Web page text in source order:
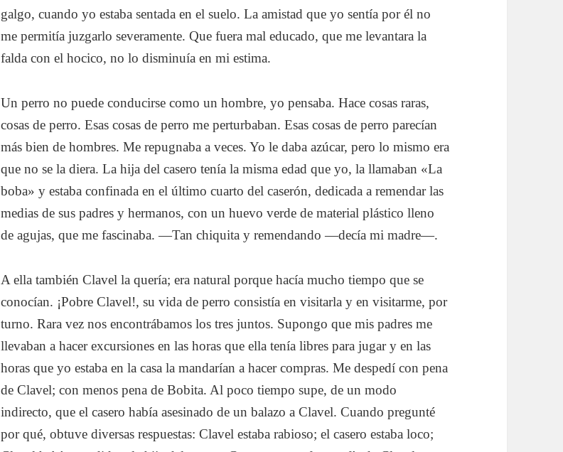
galgo, cuando yo estaba sentada en el suelo. La amistad que yo sentía por él no
me permitía juzgarlo severamente. Que fuera mal educado, que me levantara la
falda con el hocico, no lo disminuía en mi estima.
Un perro no puede conducirse como un hombre, yo pensaba. Hace cosas raras,
cosas de perro. Esas cosas de perro me perturbaban. Esas cosas de perro parecían
más bien de hombres. Me repugnaba a veces. Yo le daba azúcar, pero lo mismo era
que no se la diera. La hija del casero tenía la misma edad que yo, la llamaban «La
boba» y estaba confinada en el último cuarto del caserón, dedicada a remendar las
medias de sus padres y hermanos, con un huevo verde de material plástico lleno
de agujas, que me fascinaba. —Tan chiquita y remendando —decía mi madre—.
A ella también Clavel la quería; era natural porque hacía mucho tiempo que se
conocían. ¡Pobre Clavel!, su vida de perro consistía en visitarla y en visitarme, por
turno. Rara vez nos encontrábamos los tres juntos. Supongo que mis padres me
llevaban a hacer excursiones en las horas que ella tenía libres para jugar y en las
horas que yo estaba en la casa la mandarían a hacer compras. Me despedí con pena
de Clavel; con menos pena de Bobita. Al poco tiempo supe, de un modo
indirecto, que el casero había asesinado de un balazo a Clavel. Cuando pregunté
por qué, obtuve diversas respuestas: Clavel estaba rabioso; el casero estaba loco;